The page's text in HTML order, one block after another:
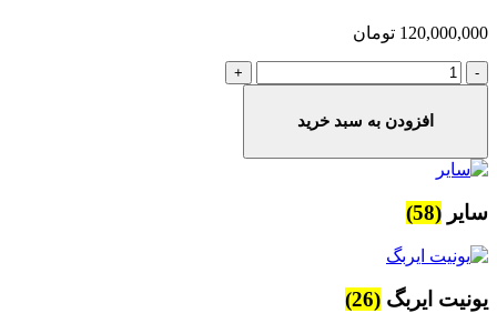
120,000,000 تومان
کیلومتر
فونیکس
اورجینال
(کارکرده)
عدد
افزودن به سبد خرید
سایر (58)
یونیت ایربگ (26)